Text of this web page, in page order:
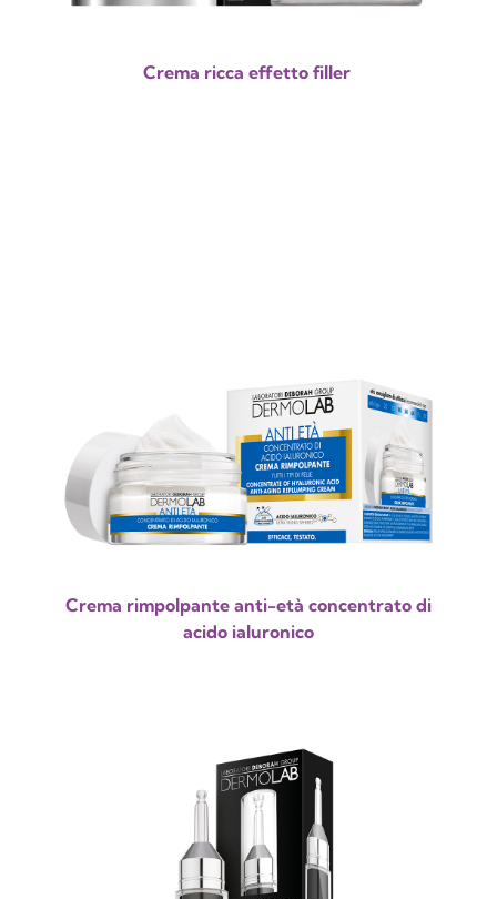
Crema ricca effetto filler
Crema rimpolpante anti-età concentrato di
acido ialuronico